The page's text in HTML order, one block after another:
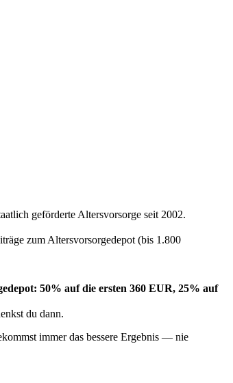
geförderte Altersvorsorge seit 2002.
zum Altersvorsorgedepot (bis 1.800
50% auf die ersten 360 EUR, 25% auf
du dann.
immer das bessere Ergebnis — nie